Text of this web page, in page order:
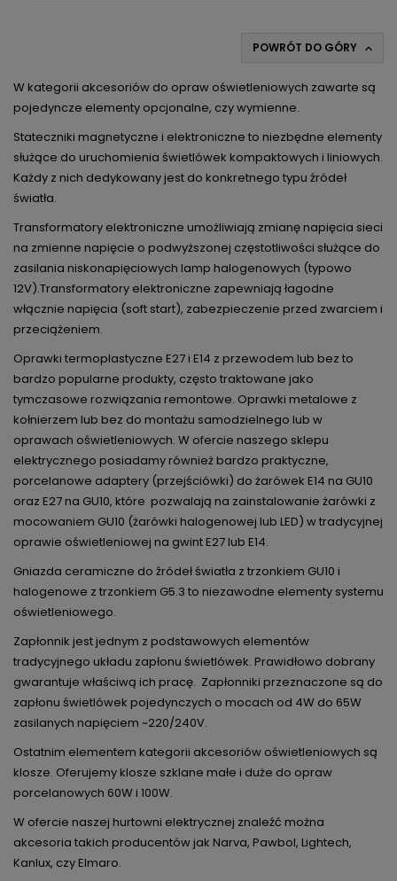
POWRÓT DO GÓRY 
W kategorii akcesoriów do opraw oświetleniowych zawarte są
pojedyncze elementy opcjonalne, czy wymienne.
Stateczniki magnetyczne i elektroniczne to niezbędne elementy
służące do uruchomienia świetlówek kompaktowych i liniowych.
Każdy z nich dedykowany jest do konkretnego typu źródeł
światła.
Transformatory elektroniczne umożliwiają zmianę napięcia sieci
na zmienne napięcie o podwyższonej częstotliwości służące do
zasilania niskonapięciowych lamp halogenowych (typowo
12V).Transformatory elektroniczne zapewniają łagodne
włącznie napięcia (soft start), zabezpieczenie przed zwarciem i
przeciążeniem.
Oprawki termoplastyczne E27 i E14 z przewodem lub bez to
bardzo popularne produkty, często traktowane jako
tymczasowe rozwiązania remontowe. Oprawki metalowe z
kołnierzem lub bez do montażu samodzielnego lub w
oprawach oświetleniowych. W ofercie naszego sklepu
elektrycznego posiadamy również bardzo praktyczne,
porcelanowe adaptery (przejściówki) do żarówek E14 na GU10
oraz E27 na GU10, które pozwalają na zainstalowanie żarówki z
mocowaniem GU10 (żarówki halogenowej lub LED) w tradycyjnej
oprawie oświetleniowej na gwint E27 lub E14.
Gniazda ceramiczne do źródeł światła z trzonkiem GU10 i
halogenowe z trzonkiem G5.3 to niezawodne elementy systemu
oświetleniowego.
Zapłonnik jest jednym z podstawowych elementów
tradycyjnego układu zapłonu świetlówek. Prawidłowo dobrany
gwarantuje właściwą ich pracę. Zapłonniki przeznaczone są do
zapłonu świetlówek pojedynczych o mocach od 4W do 65W
zasilanych napięciem ~220/240V.
Ostatnim elementem kategorii akcesoriów oświetleniowych są
klosze. Oferujemy klosze szklane małe i duże do opraw
porcelanowych 60W i 100W.
W ofercie naszej hurtowni elektrycznej znaleźć można
akcesoria takich producentów jak Narva, Pawbol, Lightech,
Kanlux, czy Elmaro.